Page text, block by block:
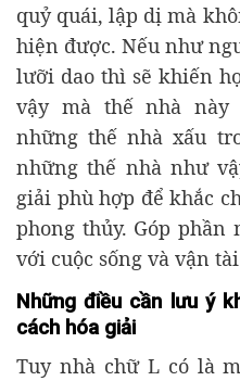
quỷ quái, lập dị mà
hiện được. Nếu như
lưỡi dao thì sẽ khiến
vậy mà thế nhà
những thế nhà xấu
những thế nhà như
giải phù hợp để khắc
phong thủy. Góp phần
với cuộc sống và vận
Những điều cần lưu ý
cách hóa giải
Tuy nhà chữ L có là